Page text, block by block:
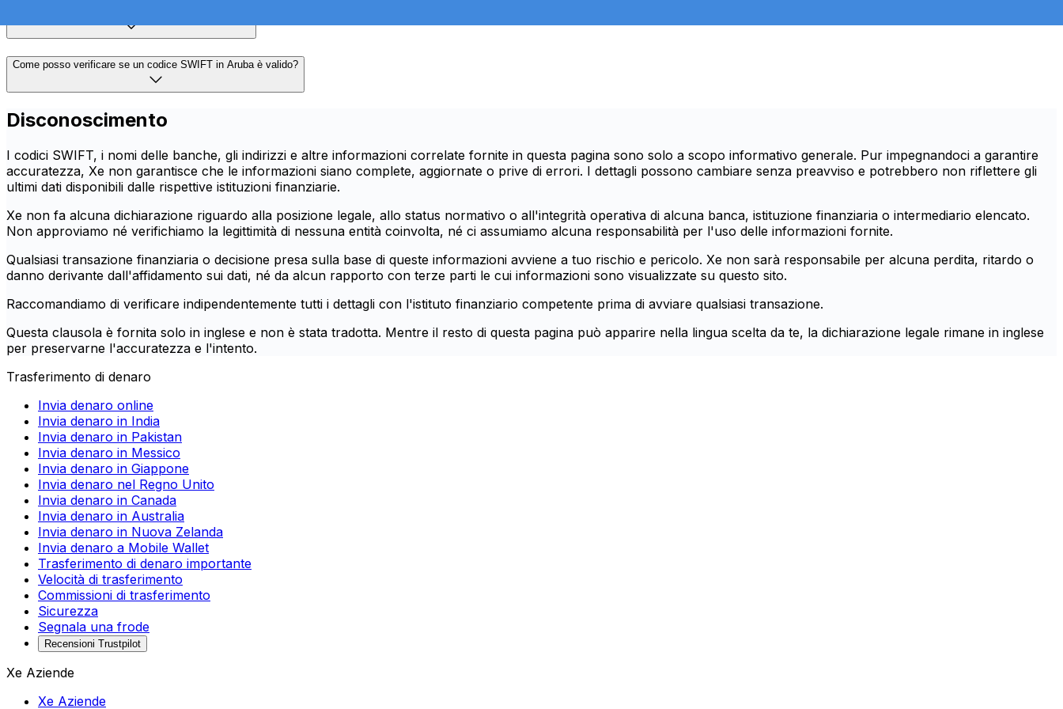
Come posso verificare se un codice SWIFT in Aruba è valido?
Disconoscimento
I codici SWIFT, i nomi delle banche, gli indirizzi e altre informazioni correlate fornite in questa pagina sono solo a scopo informativo generale. Pur impegnandoci a garantire
accuratezza, Xe non garantisce che le informazioni siano complete, aggiornate o prive di errori. I dettagli possono cambiare senza preavviso e potrebbero non riflettere gli
ultimi dati disponibili dalle rispettive istituzioni finanziarie.
Xe non fa alcuna dichiarazione riguardo alla posizione legale, allo status normativo o all'integrità operativa di alcuna banca, istituzione finanziaria o intermediario elencato.
Non approviamo né verifichiamo la legittimità di nessuna entità coinvolta, né ci assumiamo alcuna responsabilità per l'uso delle informazioni fornite.
Qualsiasi transazione finanziaria o decisione presa sulla base di queste informazioni avviene a tuo rischio e pericolo. Xe non sarà responsabile per alcuna perdita, ritardo o
danno derivante dall'affidamento sui dati, né da alcun rapporto con terze parti le cui informazioni sono visualizzate su questo sito.
Raccomandiamo di verificare indipendentemente tutti i dettagli con l'istituto finanziario competente prima di avviare qualsiasi transazione.
Questa clausola è fornita solo in inglese e non è stata tradotta. Mentre il resto di questa pagina può apparire nella lingua scelta da te, la dichiarazione legale rimane in inglese
per preservarne l'accuratezza e l'intento.
Trasferimento di denaro
Invia denaro online
Invia denaro in India
Invia denaro in Pakistan
Invia denaro in Messico
Invia denaro in Giappone
Invia denaro nel Regno Unito
Invia denaro in Canada
Invia denaro in Australia
Invia denaro in Nuova Zelanda
Invia denaro a Mobile Wallet
Trasferimento di denaro importante
Velocità di trasferimento
Commissioni di trasferimento
Sicurezza
Segnala una frode
Recensioni Trustpilot
Xe Aziende
Xe Aziende